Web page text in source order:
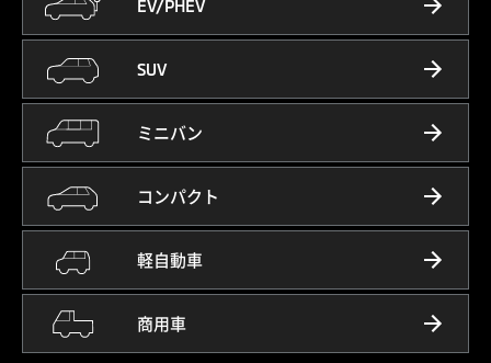
EV/PHEV
SUV
ミニバン
コンパクト
軽自動車
商用車